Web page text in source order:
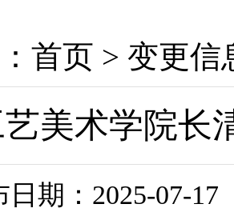
首页 > 变更信
美术学院长
期： 2025-07-17